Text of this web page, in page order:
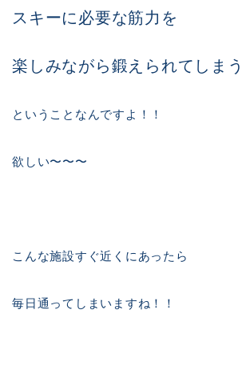
スキーに必要な筋力を
楽しみながら鍛えられてしまう
ということなんですよ！！
欲しい〜〜〜
こんな施設すぐ近くにあったら
毎日通ってしまいますね！！